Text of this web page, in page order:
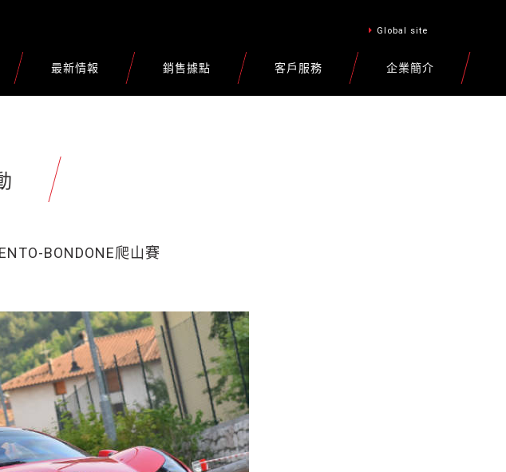
Global site
最新情報 銷售據點 客戶服務 企業簡介
BONDONE爬山賽